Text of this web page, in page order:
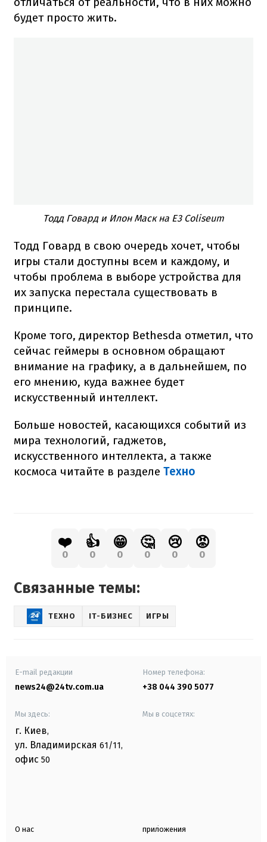
будет просто жить.
Тодд Говард и Илон Маск на E3 Coliseum
Тодд Говард в свою очередь хочет, чтобы
игры стали доступны всем и каждому, и
чтобы проблема в выборе устройства для
их запуска перестала существовать в
принципе.
Кроме того, директор Bethesda отметил, что
сейчас геймеры в основном обращают
внимание на графику, а в дальнейшем, по
его мнению, куда важнее будет
искусственный интеллект.
Больше новостей, касающихся событий из
мира технологий, гаджетов,
искусственного интеллекта, а также
космоса читайте в разделе Техно
❤️
0
👍
0
😁
0
🤔
0
😢
0
😡
0
Связанные темы:
ТЕХНО IT-БИЗНЕС ИГРЫ
E-mail редакции
news24@24tv.com.ua
Номер телефона:
+38 044 390 5077
Мы здесь:
г. Киев,
ул. Владимирская 61/11,
офис 50
Мы в соцсетях:
О нас приложения